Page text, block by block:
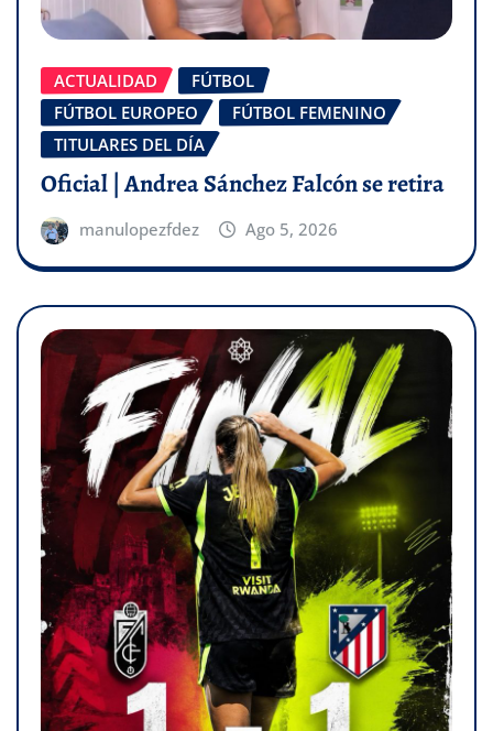
ACTUALIDAD
FÚTBOL
FÚTBOL EUROPEO
FÚTBOL FEMENINO
TITULARES DEL DÍA
Oficial | Andrea Sánchez Falcón se retira
manulopezfdez Ago 5, 2026